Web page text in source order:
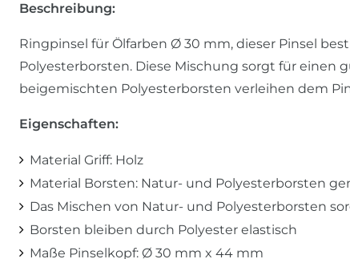
Beschreibung:
Ringpinsel für Ölfarben Ø 30 mm, dieser Pinsel
Polyesterborsten. Diese Mischung sorgt für einen
beigemischten Polyesterborsten verleihen dem
Eigenschaften:
Material Griff: Holz
Material Borsten: Natur- und Polyesterborsten
Das Mischen von Natur- und Polyesterborsten
Borsten bleiben durch Polyester elastisch
Maße Pinselkopf: Ø 30 mm x 44 mm